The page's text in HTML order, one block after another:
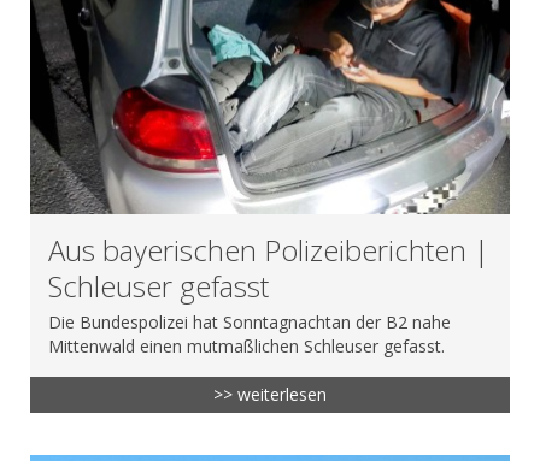
Aus bayerischen Polizeiberichten |
Schleuser gefasst
Die Bundespolizei hat Sonntagnachtan der B2 nahe
Mittenwald einen mutmaßlichen Schleuser gefasst.
>> weiterlesen